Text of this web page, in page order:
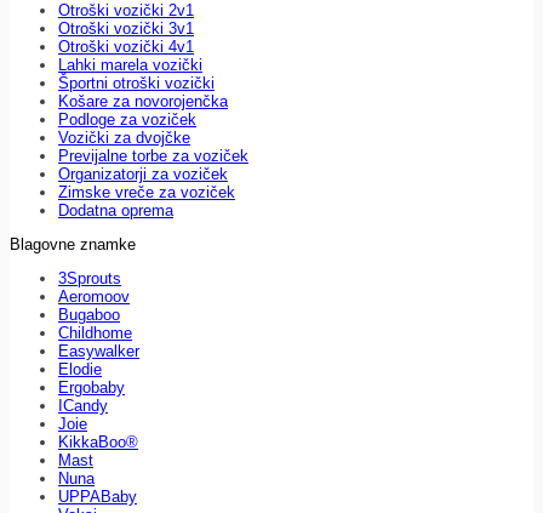
Otroški vozički 2v1
Otroški vozički 3v1
Otroški vozički 4v1
Lahki marela vozički
Športni otroški vozički
Košare za novorojenčka
Podloge za voziček
Vozički za dvojčke
Previjalne torbe za voziček
Organizatorji za voziček
Zimske vreče za voziček
Dodatna oprema
Blagovne znamke
3Sprouts
Aeromoov
Bugaboo
Childhome
Easywalker
Elodie
Ergobaby
ICandy
Joie
KikkaBoo®
Mast
Nuna
UPPABaby